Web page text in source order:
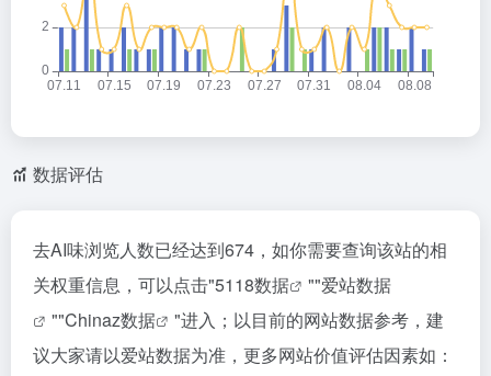
数据评估
去AI味浏览人数已经达到674，如你需要查询该站的相
关权重信息，可以点击"5118数据 ""爱站数据
""Chinaz数据
"进入；以目前的网站数据参考，建
议大家请以爱站数据为准，更多网站价值评估因素如：